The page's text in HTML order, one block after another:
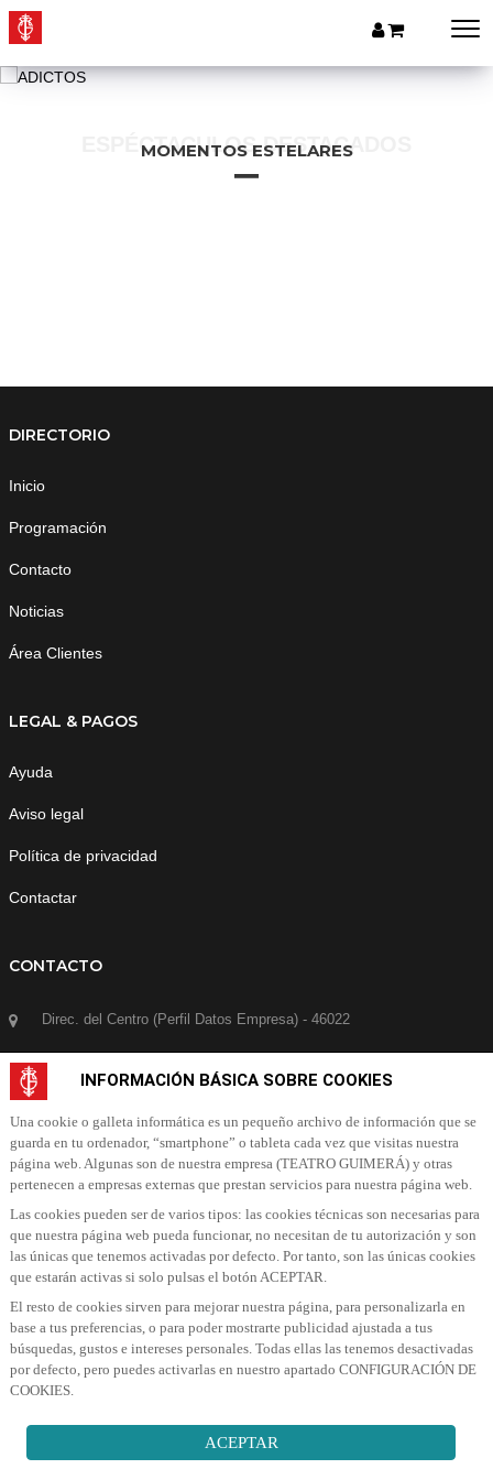
ESPÉCTACULOS DESTACADOS
MOMENTOS ESTELARES
DIRECTORIO
Inicio
Programación
Contacto
Noticias
Área Clientes
LEGAL & PAGOS
Ayuda
Aviso legal
Política de privacidad
Contactar
CONTACTO
Direc. del Centro (Perfil Datos Empresa) - 46022
922 60 94 50
infoguimera@santacruzdetenerife.es
SUSCRÍBETE A NUESTRA NEWSLETTER
Suscribete a nuestra Newsletter para recibir las últimas noticias y ofertas
SUSCRIBIR A NEWSLETTER
INFORMACIÓN BÁSICA SOBRE COOKIES
Una cookie o galleta informática es un pequeño archivo de información que se
guarda en tu ordenador, “smartphone” o tableta cada vez que visitas nuestra
página web. Algunas son de nuestra empresa (TEATRO GUIMERÁ) y otras
pertenecen a empresas externas que prestan servicios para nuestra página web.
Las cookies pueden ser de varios tipos: las cookies técnicas son necesarias para
que nuestra página web pueda funcionar, no necesitan de tu autorización y son
las únicas que tenemos activadas por defecto. Por tanto, son las únicas cookies
que estarán activas si solo pulsas el botón ACEPTAR.
El resto de cookies sirven para mejorar nuestra página, para personalizarla en
base a tus preferencias, o para poder mostrarte publicidad ajustada a tus
búsquedas, gustos e intereses personales. Todas ellas las tenemos desactivadas
por defecto, pero puedes activarlas en nuestro apartado CONFIGURACIÓN DE
COOKIES.
ACEPTAR